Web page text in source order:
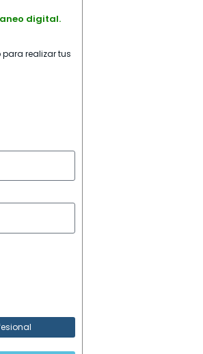
digital.
realizar tus